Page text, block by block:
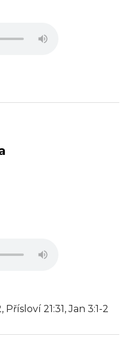
21:31, Jan 3:1-2